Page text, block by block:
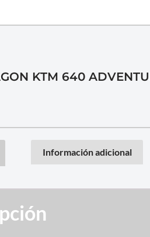
KTM 640
Información adicional